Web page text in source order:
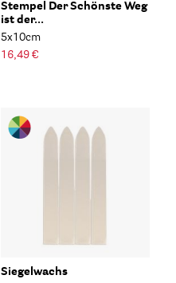
Stempel Der Schönste Weg
ist der...
5x10cm
16,49 €
Siegelwachs